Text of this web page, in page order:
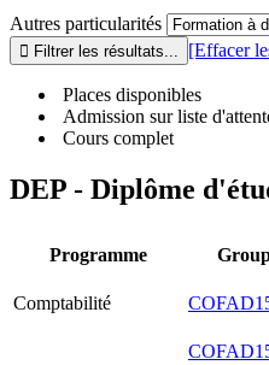
Autres particularités
[Effacer
Places disponibles
Admission sur liste
Cours complet
DEP - Diplôme
Programme
Comptabilité